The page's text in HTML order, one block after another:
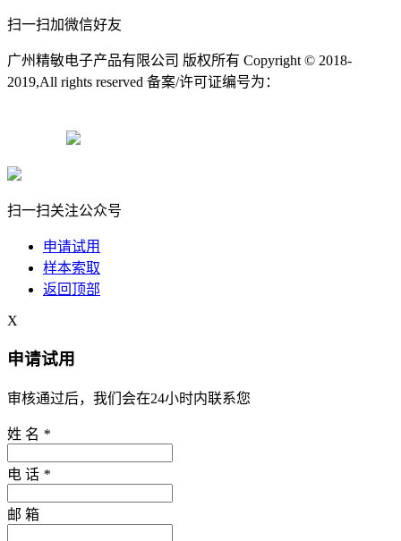
扫一扫加微信好友
广州精敏电子产品有限公司 版权所有 Copyright © 2018-
2019,All rights reserved 备案/许可证编号为：
粤公网安备11078472号-2
扫一扫关注公众号
申请试用
样本索取
返回顶部
X
申请试用
审核通过后，我们会在24小时内联系您
姓 名 *
电 话 *
邮 箱